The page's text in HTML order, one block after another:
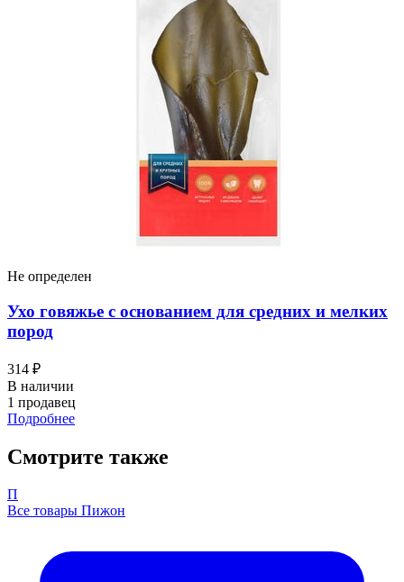
Не определен
Ухо говяжье с основанием для средних и мелких
пород
314 ₽
В наличии
1 продавец
Подробнее
Смотрите также
П
Все товары Пижон